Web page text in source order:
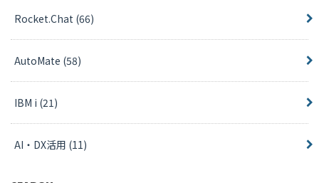
Rocket.Chat (66)
AutoMate (58)
IBM i (21)
AI・DX活用 (11)